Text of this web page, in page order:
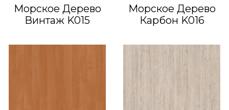
Морское Дерево
Винтаж K015
Морское Дерево
Карбон K016